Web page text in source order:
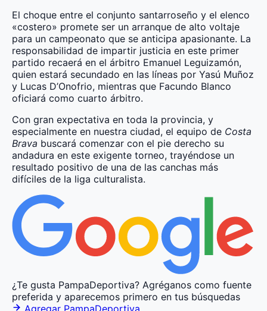
El choque entre el conjunto santarroseño y el elenco
«costero» promete ser un arranque de alto voltaje
para un campeonato que se anticipa apasionante. La
responsabilidad de impartir justicia en este primer
partido recaerá en el árbitro Emanuel Leguizamón,
quien estará secundado en las líneas por Yasú Muñoz
y Lucas D’Onofrio, mientras que Facundo Blanco
oficiará como cuarto árbitro.
Con gran expectativa en toda la provincia, y
especialmente en nuestra ciudad, el equipo de Costa
Brava buscará comenzar con el pie derecho su
andadura en este exigente torneo, trayéndose un
resultado positivo de una de las canchas más
difíciles de la liga culturalista.
¿Te gusta PampaDeportiva? Agréganos como fuente
preferida y aparecemos primero en tus búsquedas
Agregar PampaDeportiva